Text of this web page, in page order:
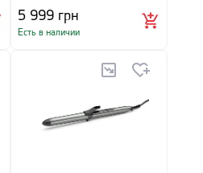
5 999 грн
Есть в наличии